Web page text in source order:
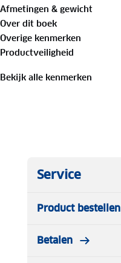
Afmetingen & gewicht
Over dit boek
Overige kenmerken
Productveiligheid
Bekijk alle kenmerken
Service
Product bestellen
Betalen